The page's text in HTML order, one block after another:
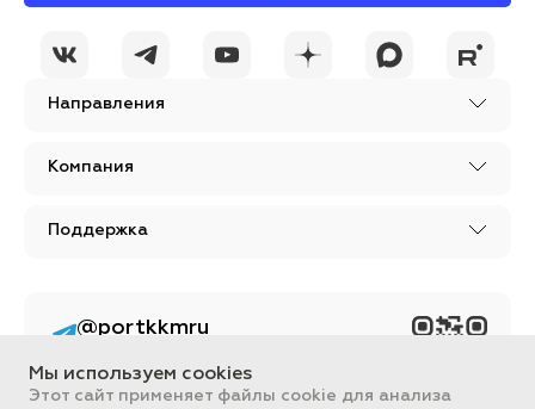
Направления
Компания
Поддержка
@portkkmru
контент PORT - бизнес
портал
Мы используем cookies
Этот сайт применяет файлы cookie для анализа